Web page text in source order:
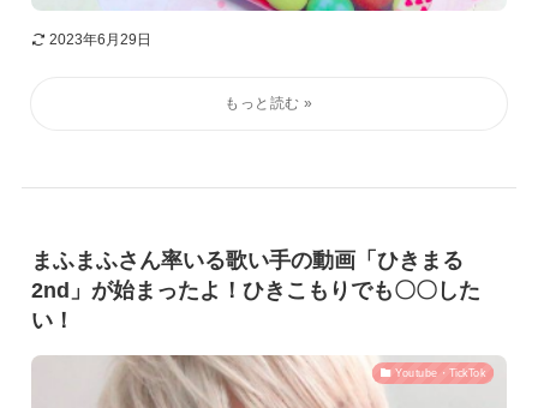
2023年6月29日
まふまふさん率いる歌い手の動画「ひきまる
2nd」が始まったよ！ひきこもりでも〇〇した
い！
Youtube・TickTok